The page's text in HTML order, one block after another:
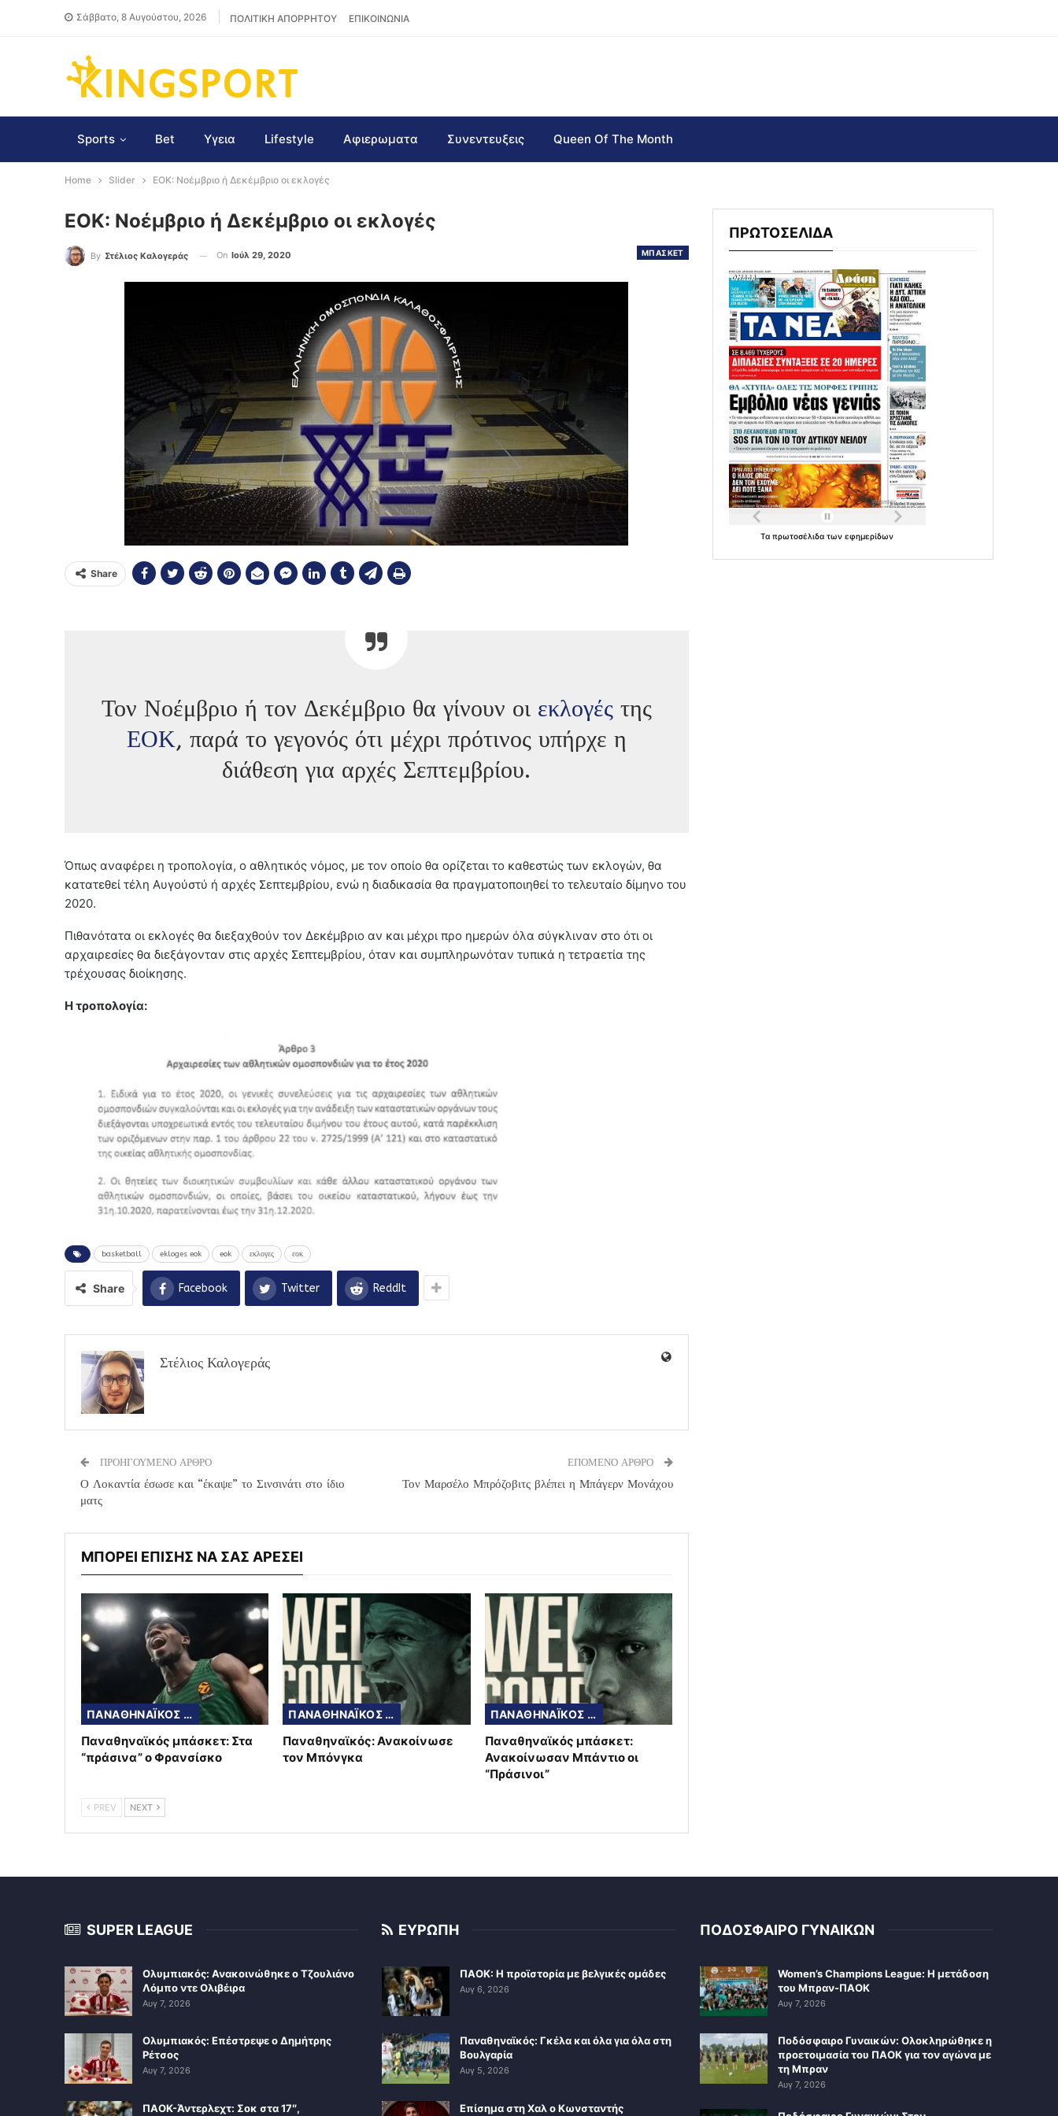
Σάββατο, 8 Αυγούστου, 2026 ΠΟΛΙΤΙΚΗ ΑΠΟΡΡΗΤΟΥ ΕΠΙΚΟΙΝΩΝΙΑ
Sports Bet Υγεια Lifestyle Αφιερωματα Συνεντευξεις Queen Of The Month
Home Slider ΕΟΚ: Νοέμβριο ή Δεκέμβριο οι εκλογές
ΕΟΚ: Νοέμβριο ή Δεκέμβριο οι εκλογές
ΜΠΑΣΚΕΤ
By Στέλιος Καλογεράς On Ιούλ 29, 2020
Share
Τον Νοέμβριο ή τον Δεκέμβριο θα γίνουν οι εκλογέςτης
ΕΟΚ, παρά το γεγονός ότι μέχρι πρότινος υπήρχε η
διάθεση για αρχές Σεπτεμβρίου.
Όπως αναφέρει η τροπολογία, ο αθλητικός νόμος, με τον οποίο θα ορίζεται το καθεστώς των εκλογών, θα
κατατεθεί τέλη Αυγούστύ ή αρχές Σεπτεμβρίου, ενώ η διαδικασία θα πραγματοποιηθεί το τελευταίο δίμηνο του
2020.
Πιθανότατα οι εκλογές θα διεξαχθούν τον Δεκέμβριο αν και μέχρι προ ημερών όλα σύγκλιναν στο ότι οι
αρχαιρεσίες θα διεξάγονταν στις αρχές Σεπτεμβρίου, όταν και συμπληρωνόταν τυπικά η τετραετία της
τρέχουσας διοίκησης.
Η τροπολογία:
basketball ekloges eok eok εκλογες εοκ
Share Facebook Twitter ReddIt
Στέλιος Καλογεράς
ΠΡΟΗΓΟΥΜΕΝΟ ΑΡΘΡΟ
Ο Λοκαντία έσωσε και “έκαψε” το Σινσινάτι στο ίδιο
ματς
ΕΠΟΜΕΝΟ ΑΡΘΡΟ
Τον Μαρσέλο Μπρόζοβιτς βλέπει η Μπάγερν Μονάχου
ΜΠΟΡΕΙ ΕΠΙΣΗΣ ΝΑ ΣΑΣ ΑΡΕΣΕΙ
ΠΑΝΑΘΗΝΑΪΚΟΣ ΜΠΑΣΚΕΤ
Παναθηναϊκός μπάσκετ: Στα
“πράσινα” ο Φρανσίσκο
ΠΑΝΑΘΗΝΑΪΚΟΣ ΜΠΑΣΚΕΤ
Παναθηναϊκός: Ανακοίνωσε
τον Μπόνγκα
ΠΑΝΑΘΗΝΑΪΚΟΣ ΜΠΑΣΚΕΤ
Παναθηναϊκός μπάσκετ:
Ανακοίνωσαν Μπάντιο οι
“Πράσινοι”
PREV NEXT
ΠΡΩΤΟΣΕΛΙΔΑ
Ταπρωτοσέλιδατωνεφημερίδων
SUPER LEAGUE
Ολυμπιακός: Ανακοινώθηκε ο Τζουλιάνο
Λόμπο ντε Ολιβέιρα
Αυγ 7, 2026
Ολυμπιακός: Επέστρεψε ο Δημήτρης
Ρέτσος
Αυγ 7, 2026
ΠΑΟΚ-Άντερλεχτ: Σοκ στα 17″,
ΕΥΡΩΠΗ
ΠΑΟΚ: Η προϊστορία με βελγικές ομάδες
Αυγ 6, 2026
Παναθηναϊκός: Γκέλα και όλα για όλα στη
Βουλγαρία
Αυγ 5, 2026
Επίσημα στη Χαλ ο Κωνσταντής
ΠΟΔΟΣΦΑΙΡΟ ΓΥΝΑΙΚΩΝ
Women’s Champions League: Η μετάδοση
του Μπραν-ΠΑΟΚ
Αυγ 7, 2026
Ποδόσφαιρο Γυναικών: Ολοκληρώθηκε η
προετοιμασία του ΠΑΟΚ για τον αγώνα με
τη Μπραν
Αυγ 7, 2026